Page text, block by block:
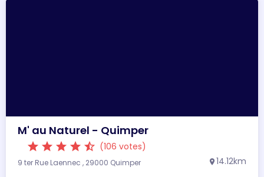
M' au Naturel - Quimper
star star star star star_half (106 votes)
9 ter Rue Laennec , 29000 Quimper location_on 14.12km